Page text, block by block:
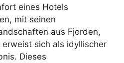
eines Hotels
mit seinen
aus Fjorden,
erweist sich als idyllischer
Dieses